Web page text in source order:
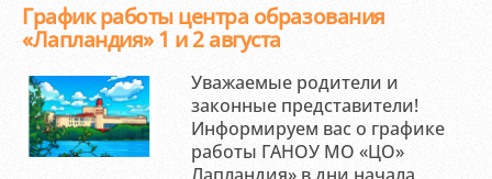
График работы центра образования
«Лапландия» 1 и 2 августа
Уважаемые родители и
законные представители!
Информируем вас о графике
работы ГАНОУ МО «ЦО»